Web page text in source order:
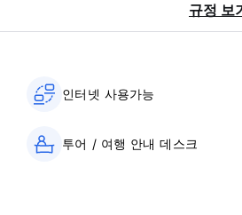
규정 보
인터넷 사용가능
투어 / 여행 안내 데스크